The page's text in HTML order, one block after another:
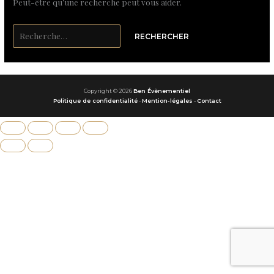
Copyright © 2026Ben Évènementiel
Politique de confidentialité-Mention-légales - Contact